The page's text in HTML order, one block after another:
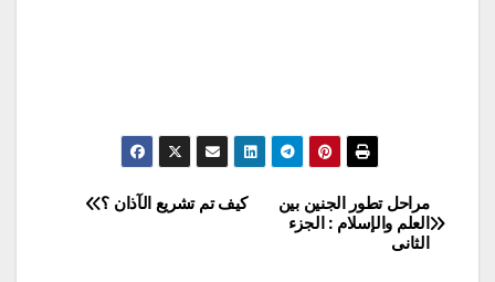
تصفّح
المقالات
كيف تم تشريع الآذان ؟
مراحل تطور الجنين بين
العلم والإسلام : الجزء
الثانى